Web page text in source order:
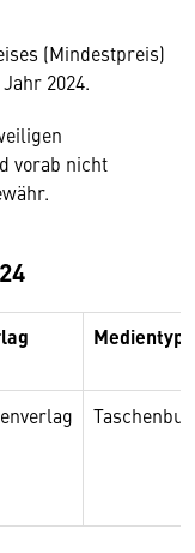
(Mindestpreis)
2024.
vorab nicht
Medientyp